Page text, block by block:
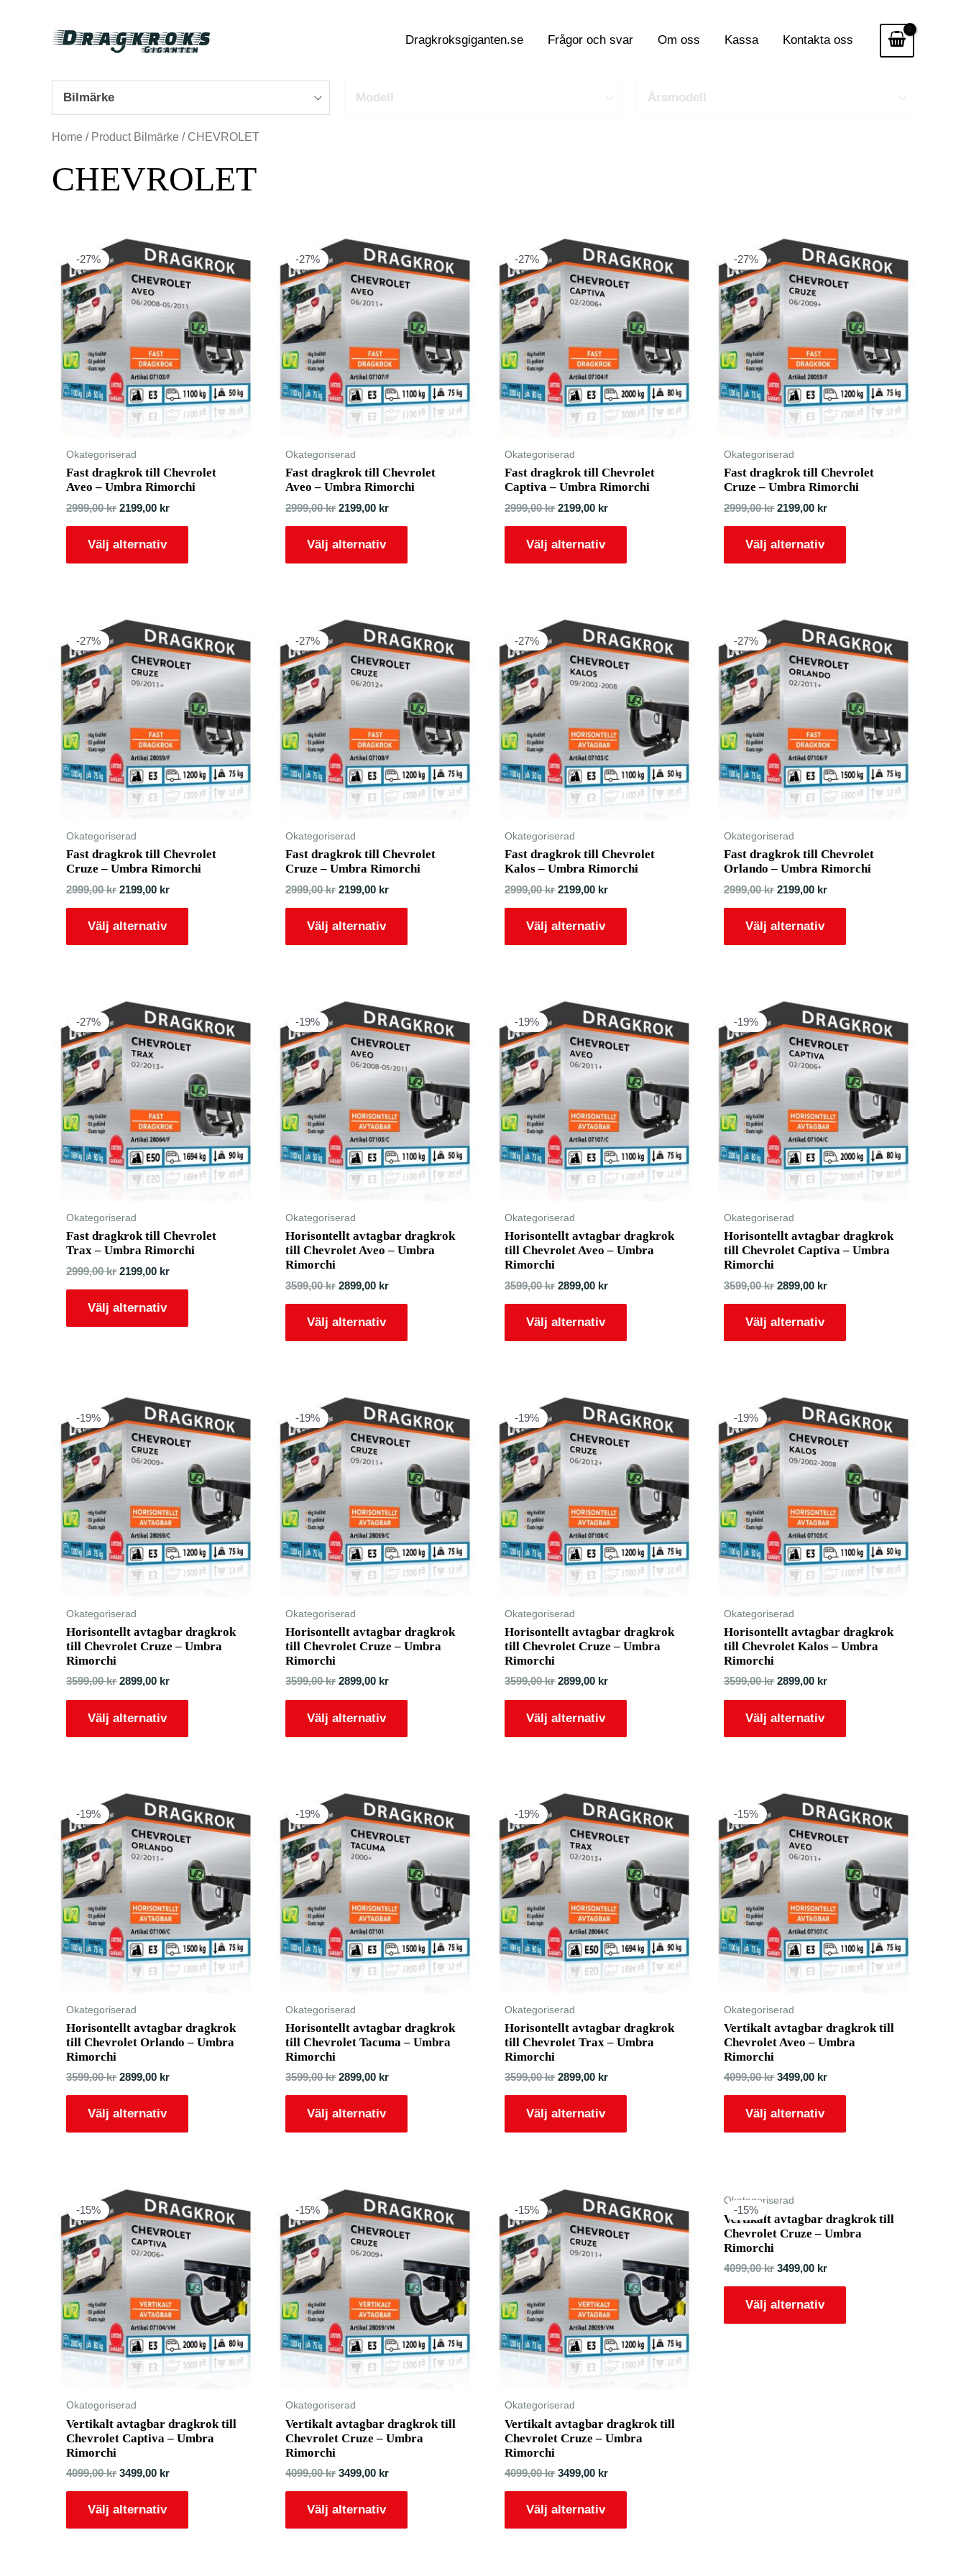
Dragkroksgiganten.se Frågor och svar Om oss Kassa Kontakta oss
Bilmärke Modell Årsmodell
Home / Product Bilmärke / CHEVROLET
CHEVROLET
-27%
Okategoriserad
Fast dragkrok till Chevrolet
Aveo – Umbra Rimorchi
2999,00kr 2199,00 kr
Välj alternativ
-27%
Okategoriserad
Fast dragkrok till Chevrolet
Aveo – Umbra Rimorchi
2999,00kr 2199,00 kr
Välj alternativ
-27%
Okategoriserad
Fast dragkrok till Chevrolet
Captiva – Umbra Rimorchi
2999,00kr 2199,00 kr
Välj alternativ
-27%
Okategoriserad
Fast dragkrok till Chevrolet
Cruze – Umbra Rimorchi
2999,00kr 2199,00 kr
Välj alternativ
-27%
Okategoriserad
Fast dragkrok till Chevrolet
Cruze – Umbra Rimorchi
2999,00kr 2199,00 kr
Välj alternativ
-27%
Okategoriserad
Fast dragkrok till Chevrolet
Cruze – Umbra Rimorchi
2999,00kr 2199,00 kr
Välj alternativ
-27%
Okategoriserad
Fast dragkrok till Chevrolet
Kalos – Umbra Rimorchi
2999,00kr 2199,00 kr
Välj alternativ
-27%
Okategoriserad
Fast dragkrok till Chevrolet
Orlando – Umbra Rimorchi
2999,00kr 2199,00 kr
Välj alternativ
-27%
Okategoriserad
Fast dragkrok till Chevrolet
Trax – Umbra Rimorchi
2999,00kr 2199,00 kr
Välj alternativ
-19%
Okategoriserad
Horisontellt avtagbar dragkrok
till Chevrolet Aveo – Umbra
Rimorchi
3599,00kr 2899,00 kr
Välj alternativ
-19%
Okategoriserad
Horisontellt avtagbar dragkrok
till Chevrolet Aveo – Umbra
Rimorchi
3599,00kr 2899,00 kr
Välj alternativ
-19%
Okategoriserad
Horisontellt avtagbar dragkrok
till Chevrolet Captiva – Umbra
Rimorchi
3599,00kr 2899,00 kr
Välj alternativ
-19%
Okategoriserad
Horisontellt avtagbar dragkrok
till Chevrolet Cruze – Umbra
Rimorchi
3599,00kr 2899,00 kr
Välj alternativ
-19%
Okategoriserad
Horisontellt avtagbar dragkrok
till Chevrolet Cruze – Umbra
Rimorchi
3599,00kr 2899,00 kr
Välj alternativ
-19%
Okategoriserad
Horisontellt avtagbar dragkrok
till Chevrolet Cruze – Umbra
Rimorchi
3599,00kr 2899,00 kr
Välj alternativ
-19%
Okategoriserad
Horisontellt avtagbar dragkrok
till Chevrolet Kalos – Umbra
Rimorchi
3599,00kr 2899,00 kr
Välj alternativ
-19%
Okategoriserad
Horisontellt avtagbar dragkrok
till Chevrolet Orlando – Umbra
Rimorchi
3599,00kr 2899,00 kr
Välj alternativ
-19%
Okategoriserad
Horisontellt avtagbar dragkrok
till Chevrolet Tacuma – Umbra
Rimorchi
3599,00kr 2899,00 kr
Välj alternativ
-19%
Okategoriserad
Horisontellt avtagbar dragkrok
till Chevrolet Trax – Umbra
Rimorchi
3599,00kr 2899,00 kr
Välj alternativ
-15%
Okategoriserad
Vertikalt avtagbar dragkrok till
Chevrolet Aveo – Umbra
Rimorchi
4099,00kr 3499,00 kr
Välj alternativ
-15%
Okategoriserad
Vertikalt avtagbar dragkrok till
Chevrolet Captiva – Umbra
Rimorchi
4099,00kr 3499,00 kr
Välj alternativ
-15%
Okategoriserad
Vertikalt avtagbar dragkrok till
Chevrolet Cruze – Umbra
Rimorchi
4099,00kr 3499,00 kr
Välj alternativ
-15%
Okategoriserad
Vertikalt avtagbar dragkrok till
Chevrolet Cruze – Umbra
Rimorchi
4099,00kr 3499,00 kr
Välj alternativ
-15%
Okategoriserad
Vertikalt avtagbar dragkrok till
Chevrolet Cruze – Umbra
Rimorchi
4099,00kr 3499,00 kr
Välj alternativ